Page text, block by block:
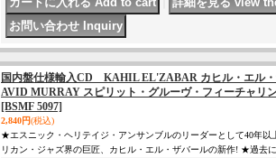
国内盤仕様輸入CD KAHIL EL'ZABAR カヒル・エル・
AVID MURRAY スピリット・グルーヴ・フィーチャリ
[BSMF 5097]
2,840円(税込)
★エスニック・ヘリテイジ・アンサンブルのリーダーとして40年
リカン・ジャズ界の巨匠、カヒル・エル・ザバールの新作! ★過去